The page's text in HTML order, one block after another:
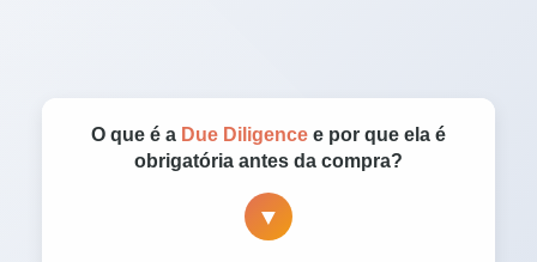
O que é a Due Diligence e por que ela é
obrigatória antes da compra?
▼